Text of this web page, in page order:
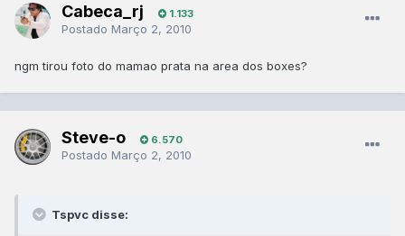
Cabeca_rj 1.133
Postado Março 2, 2010
ngm tirou foto do mamao prata na area dos boxes?
Steve-o 6.570
Postado Março 2, 2010
Tspvc disse: